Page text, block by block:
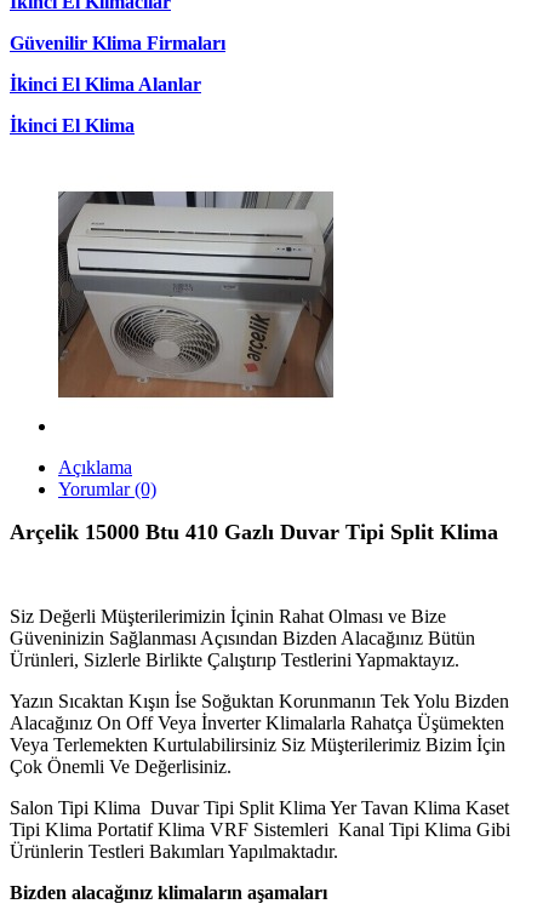
Güvenilir Klima Firmaları
İkinci El Klima Alanlar
İkinci El Klima
Açıklama
Yorumlar (0)
Arçelik 15000 Btu 410 Gazlı Duvar Tipi Split Klima
Siz Değerli Müşterilerimizin İçinin Rahat Olması ve Bize
Güveninizin Sağlanması Açısından Bizden Alacağınız Bütün
Ürünleri, Sizlerle Birlikte Çalıştırıp Testlerini Yapmaktayız.
Yazın Sıcaktan Kışın İse Soğuktan Korunmanın Tek Yolu Bizden
Alacağınız On Off Veya İnverter Klimalarla Rahatça Üşümekten
Veya Terlemekten Kurtulabilirsiniz Siz Müşterilerimiz Bizim İçin
Çok Önemli Ve Değerlisiniz.
Salon Tipi Klima Duvar Tipi Split Klima Yer Tavan Klima Kaset
Tipi Klima Portatif Klima VRF Sistemleri Kanal Tipi Klima Gibi
Ürünlerin Testleri Bakımları Yapılmaktadır.
Bizden alacağınız klimaların aşamaları